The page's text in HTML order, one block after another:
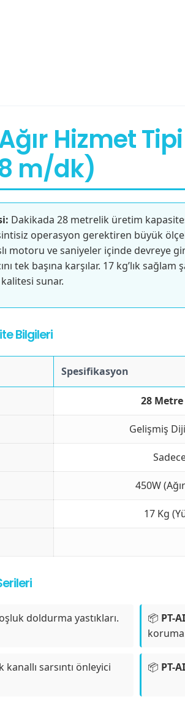
Hizmet
m/dk)
Dakikada 28 metrelik üretim
operasyon gerektiren büyük
motoru ve saniyeler içinde devreye
tek başına karşılar. 17 kg’lık sağlam
sunar.
Bilgileri
Spesifikasyon
28
Gelişmiş
450W
17 Kg
doldurma yastıkları. 📦 PT-
kanallı sarsıntı önleyici
📦 PT-